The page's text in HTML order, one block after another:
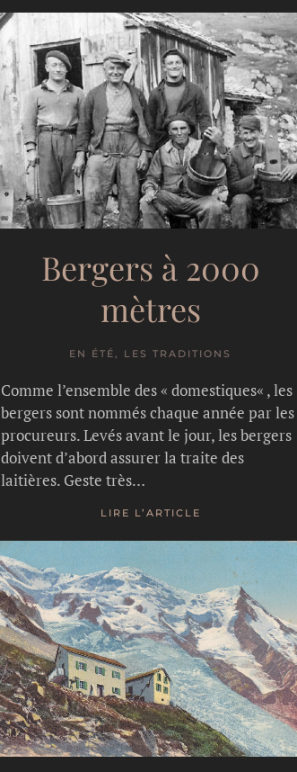
Bergers à 2000
mètres
EN ÉTÉ, LES TRADITIONS
Comme l’ensemble des « domestiques« , les
bergers sont nommés chaque année par les
procureurs. Levés avant le jour, les bergers
doivent d’abord assurer la traite des
laitières. Geste très…
LIRE L’ARTICLE